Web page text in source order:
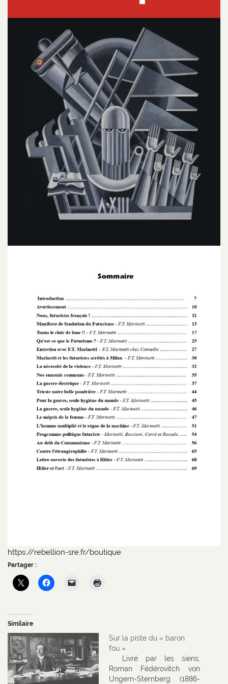
https://rebellion-sre.fr/boutique
Partager :
Similaire
Sur la piste du « baron
fou »
Livré par les siens,
Roman Fédérovitch von
Ungern-Sternberg (1886-